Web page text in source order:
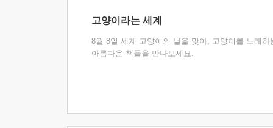
고양이라는 세계
8월 8일 세계 고양이의 날을 맞아, 고양이를 노래하
아름다운 책들을 만나보세요.